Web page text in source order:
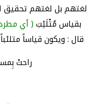
لغتهم بل لغتهم تحقيق
بقياس مُتْلَئِبَ( أي
قال : ويكون قياساً
راحتْ